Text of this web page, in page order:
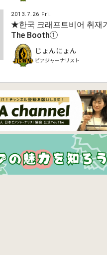
2013.7.26 Fri.
★한국 크래프트비어 취재
The Booth①
じょんにょん
ビアジャーナリスト